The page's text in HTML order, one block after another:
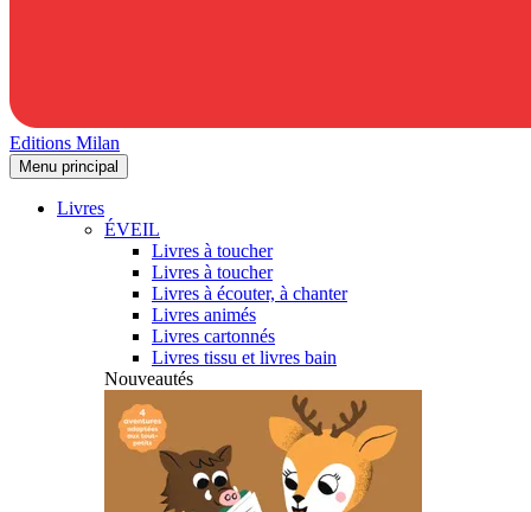
Editions Milan
Menu principal
Livres
ÉVEIL
Livres à toucher
Livres à toucher
Livres à écouter, à chanter
Livres animés
Livres cartonnés
Livres tissu et livres bain
Nouveautés